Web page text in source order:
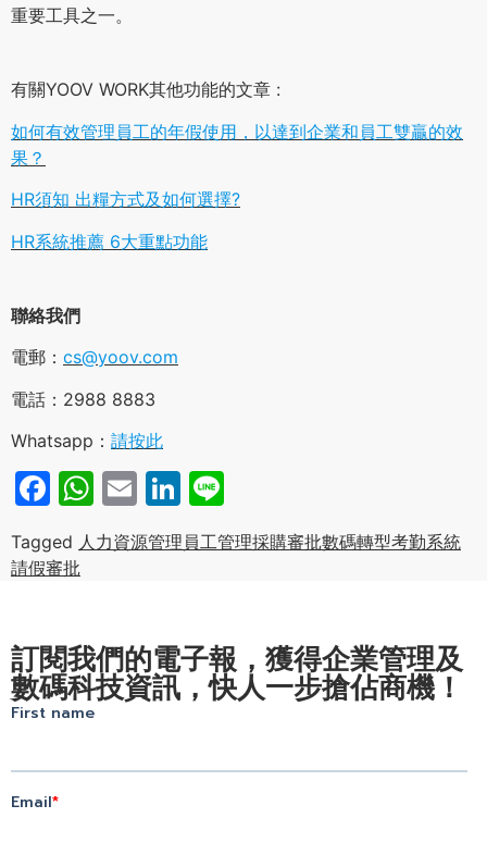
重要工具之一。
有關YOOV WORK其他功能的文章 :
如何有效管理員工的年假使用，以達到企業和員工雙贏的效
果？
HR須知 出糧方式及如何選擇?
HR系統推薦 6大重點功能
聯絡我們
電郵： cs@yoov.com
電話：2988 8883
Whatsapp： 請按此
Facebook
WhatsApp
EmailLinkedIn
Tagged 人力資源管理 員工管理採購審批數碼轉型考勤系統
請假審批
訂閱我們的電子報，獲得企業管理及
數碼科技資訊，快人一步搶佔商機！